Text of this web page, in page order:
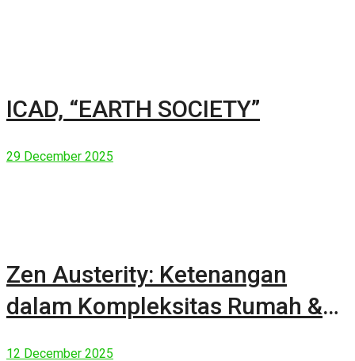
ICAD, “EARTH SOCIETY”
29 December 2025
Zen Austerity: Ketenangan
dalam Kompleksitas Rumah &
12 December 2025